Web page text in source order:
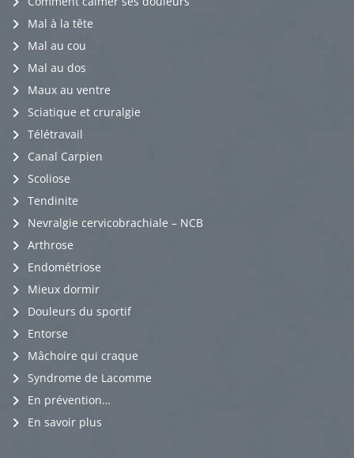
Mal à la tête
Mal au cou
Mal au dos
Maux au ventre
Sciatique et cruralgie
Télétravail
Canal Carpien
Scoliose
Tendinite
Nevralgie cervicobrachiale – NCB
Arthrose
Endométriose
Mieux dormir
Douleurs du sportif
Entorse
Mâchoire qui craque
Syndrome de Lacomme
En prévention…
En savoir plus